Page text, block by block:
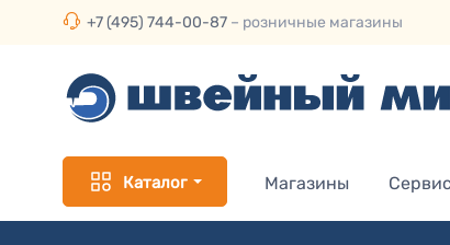
+7 (495) 744-00-87 – розничные магазины
Каталог Магазины